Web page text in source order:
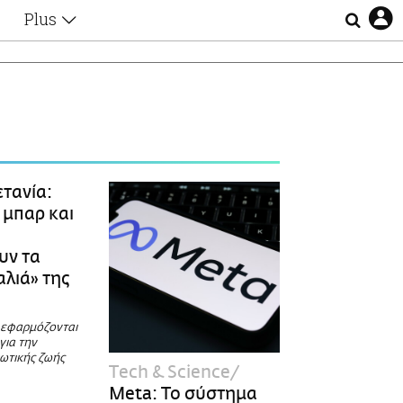
Plus
Οι Αθηναίοι
Απώλειες
Επιλογές
μπαρ και
τα
της
την
ζωής
Τech & Science
Meta: Το σύστημα